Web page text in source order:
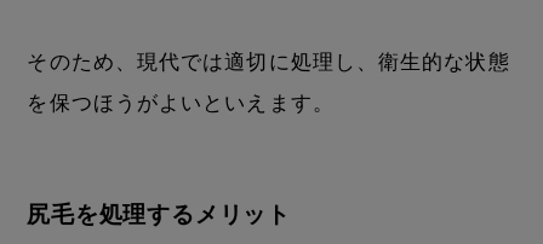
そのため、現代では適切に処理し、衛生的な状態
を保つほうがよいといえます。
尻毛を処理するメリット